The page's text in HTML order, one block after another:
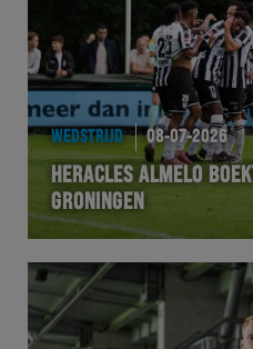
HERVOL
HEREXC
EXCHER
VOLHER
HERTEL
Natuurgras
WEDSTRIJD 08-07-2026
HERACLES ALMELO
GRONINGEN